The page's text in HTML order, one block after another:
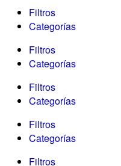
Filtros
Categorías
Filtros
Categorías
Filtros
Categorías
Filtros
Categorías
Filtros